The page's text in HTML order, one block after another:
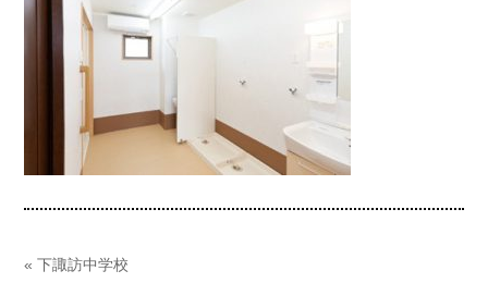
« 下諏訪中学校